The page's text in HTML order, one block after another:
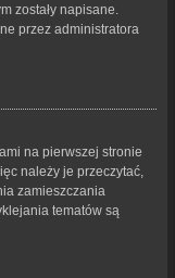
zostały napisane.
przez administratora
na pierwszej stronie
należy je przeczytać,
zamieszczania
tematów są